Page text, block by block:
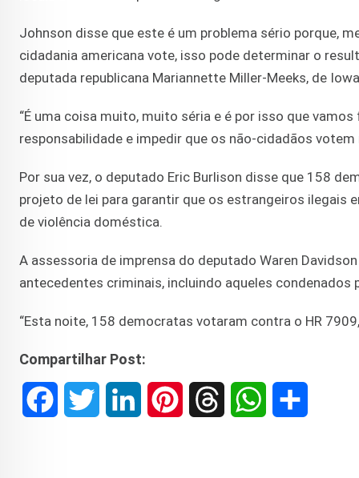
Johnson disse que este é um problema sério porque,
cidadania americana vote, isso pode determinar o
deputada republicana Mariannette Miller-Meeks, de
“É uma coisa muito, muito séria e é por isso que
responsabilidade e impedir que os não-cidadãos votem
Por sua vez, o deputado Eric Burlison disse que 158
projeto de lei para garantir que os estrangeiros ilegais
de violência doméstica.
A assessoria de imprensa do deputado Waren
antecedentes criminais, incluindo aqueles condenados
“Esta noite, 158 democratas votaram contra o HR
Compartilhar Post: